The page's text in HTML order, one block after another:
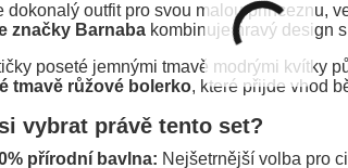
dokonalý outfit pro svou malou princeznu,
značky Barnabakombinuje hravý design
poseté jemnými tmavě modrými kvítky
tmavě růžové bolerko, které přijde vhod
vybrat právě tento set?
přírodní bavlna: Nejšetrnější volba pro